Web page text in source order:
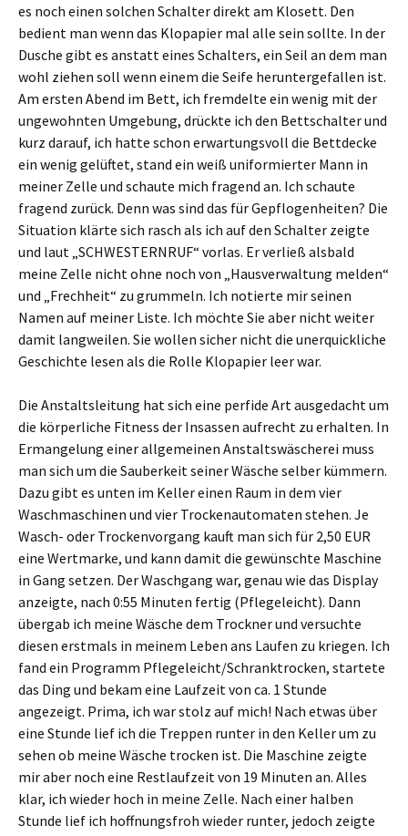
es noch einen solchen Schalter direkt am Klosett. Den
bedient man wenn das Klopapier mal alle sein sollte. In der
Dusche gibt es anstatt eines Schalters, ein Seil an dem man
wohl ziehen soll wenn einem die Seife heruntergefallen ist.
Am ersten Abend im Bett, ich fremdelte ein wenig mit der
ungewohnten Umgebung, drückte ich den Bettschalter und
kurz darauf, ich hatte schon erwartungsvoll die Bettdecke
ein wenig gelüftet, stand ein weiß uniformierter Mann in
meiner Zelle und schaute mich fragend an. Ich schaute
fragend zurück. Denn was sind das für Gepflogenheiten? Die
Situation klärte sich rasch als ich auf den Schalter zeigte
und laut „SCHWESTERNRUF“ vorlas. Er verließ alsbald
meine Zelle nicht ohne noch von „Hausverwaltung melden“
und „Frechheit“ zu grummeln. Ich notierte mir seinen
Namen auf meiner Liste. Ich möchte Sie aber nicht weiter
damit langweilen. Sie wollen sicher nicht die unerquickliche
Geschichte lesen als die Rolle Klopapier leer war.
Die Anstaltsleitung hat sich eine perfide Art ausgedacht um
die körperliche Fitness der Insassen aufrecht zu erhalten. In
Ermangelung einer allgemeinen Anstaltswäscherei muss
man sich um die Sauberkeit seiner Wäsche selber kümmern.
Dazu gibt es unten im Keller einen Raum in dem vier
Waschmaschinen und vier Trockenautomaten stehen. Je
Wasch- oder Trockenvorgang kauft man sich für 2,50 EUR
eine Wertmarke, und kann damit die gewünschte Maschine
in Gang setzen. Der Waschgang war, genau wie das Display
anzeigte, nach 0:55 Minuten fertig (Pflegeleicht). Dann
übergab ich meine Wäsche dem Trockner und versuchte
diesen erstmals in meinem Leben ans Laufen zu kriegen. Ich
fand ein Programm Pflegeleicht/Schranktrocken, startete
das Ding und bekam eine Laufzeit von ca. 1 Stunde
angezeigt. Prima, ich war stolz auf mich! Nach etwas über
eine Stunde lief ich die Treppen runter in den Keller um zu
sehen ob meine Wäsche trocken ist. Die Maschine zeigte
mir aber noch eine Restlaufzeit von 19 Minuten an. Alles
klar, ich wieder hoch in meine Zelle. Nach einer halben
Stunde lief ich hoffnungsfroh wieder runter, jedoch zeigte